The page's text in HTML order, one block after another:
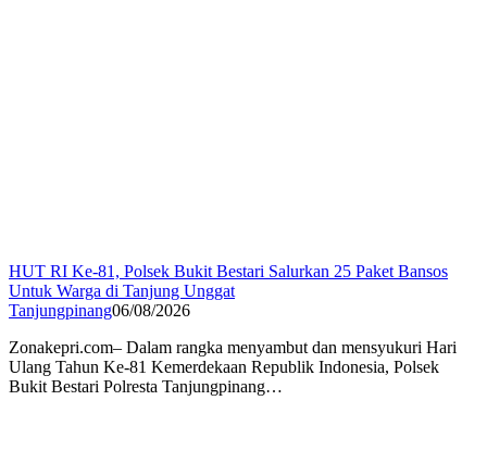
HUT RI Ke-81, Polsek Bukit Bestari Salurkan 25 Paket Bansos
Untuk Warga di Tanjung Unggat
Tanjungpinang06/08/2026
Zonakepri.com– Dalam rangka menyambut dan mensyukuri Hari
Ulang Tahun Ke-81 Kemerdekaan Republik Indonesia, Polsek
Bukit Bestari Polresta Tanjungpinang…